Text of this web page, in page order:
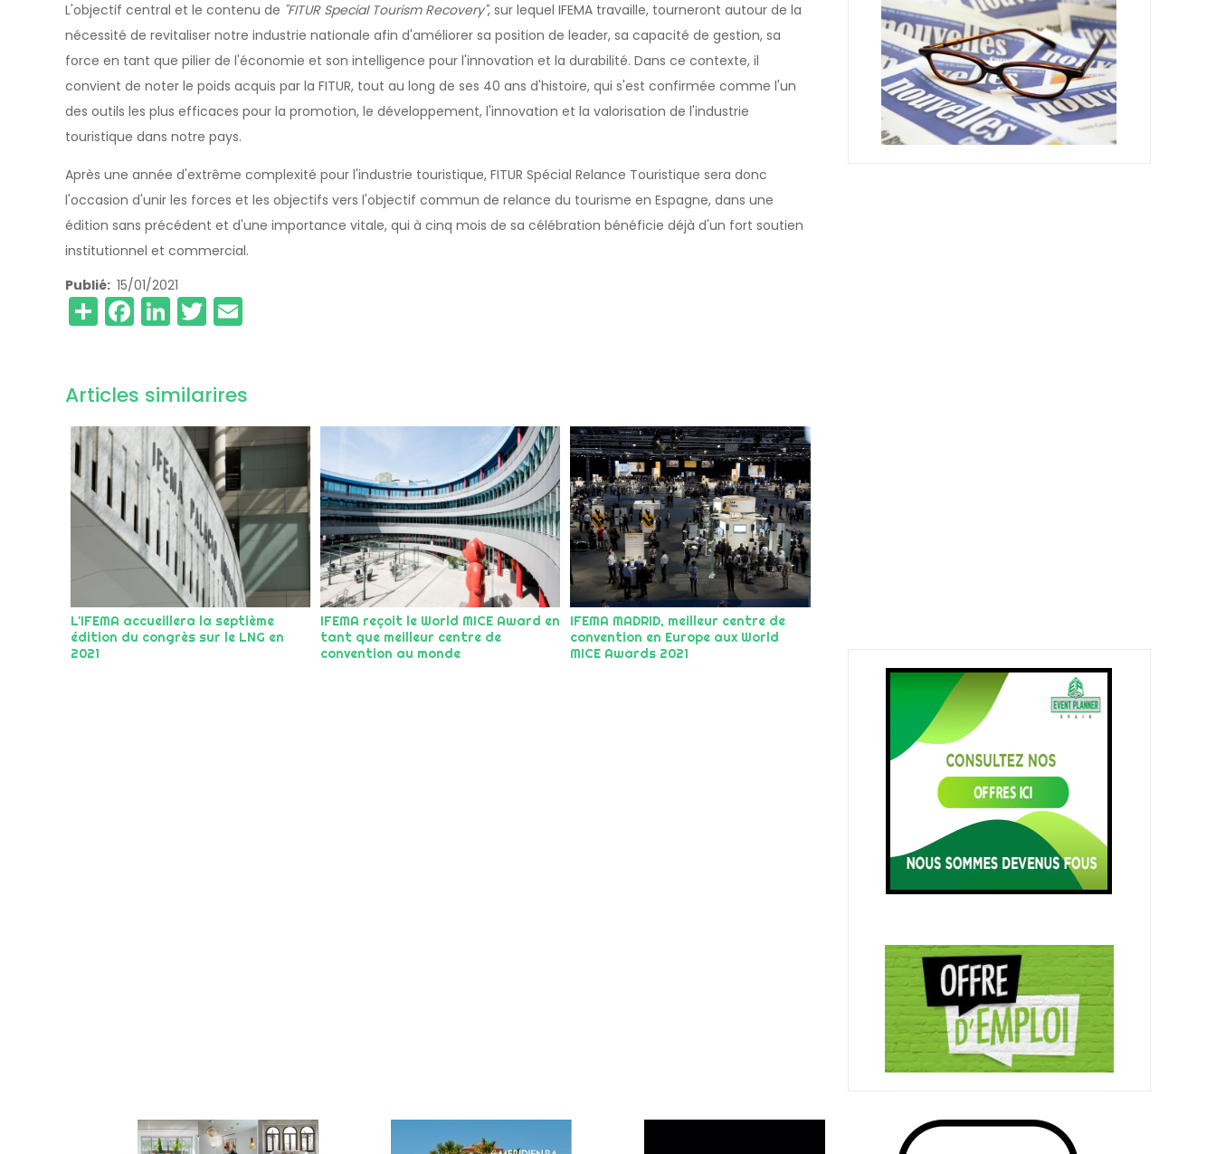
L'objectif central et le contenu de "FITUR Special Tourism Recovery", sur lequel IFEMA travaille, tourneront autour de la
nécessité de revitaliser notre industrie nationale afin d'améliorer sa position de leader, sa capacité de gestion, sa
force en tant que pilier de l'économie et son intelligence pour l'innovation et la durabilité. Dans ce contexte, il
convient de noter le poids acquis par la FITUR, tout au long de ses 40 ans d'histoire, qui s'est confirmée comme l'un
des outils les plus efficaces pour la promotion, le développement, l'innovation et la valorisation de l'industrie
touristique dans notre pays.
Après une année d'extrême complexité pour l'industrie touristique, FITUR Spécial Relance Touristique sera donc
l'occasion d'unir les forces et les objectifs vers l'objectif commun de relance du tourisme en Espagne, dans une
édition sans précédent et d'une importance vitale, qui à cinq mois de sa célébration bénéficie déjà d'un fort soutien
institutionnel et commercial.
Publié 15/01/2021
ShareFacebook
LinkedIn
Twitter
Articles similarires
L'IFEMA accueillera la septième
édition du congrès sur le LNG en
2021
IFEMA reçoit le World MICE Award en
tant que meilleur centre de
convention au monde
IFEMA MADRID, meilleur centre de
convention en Europe aux World
MICE Awards 2021